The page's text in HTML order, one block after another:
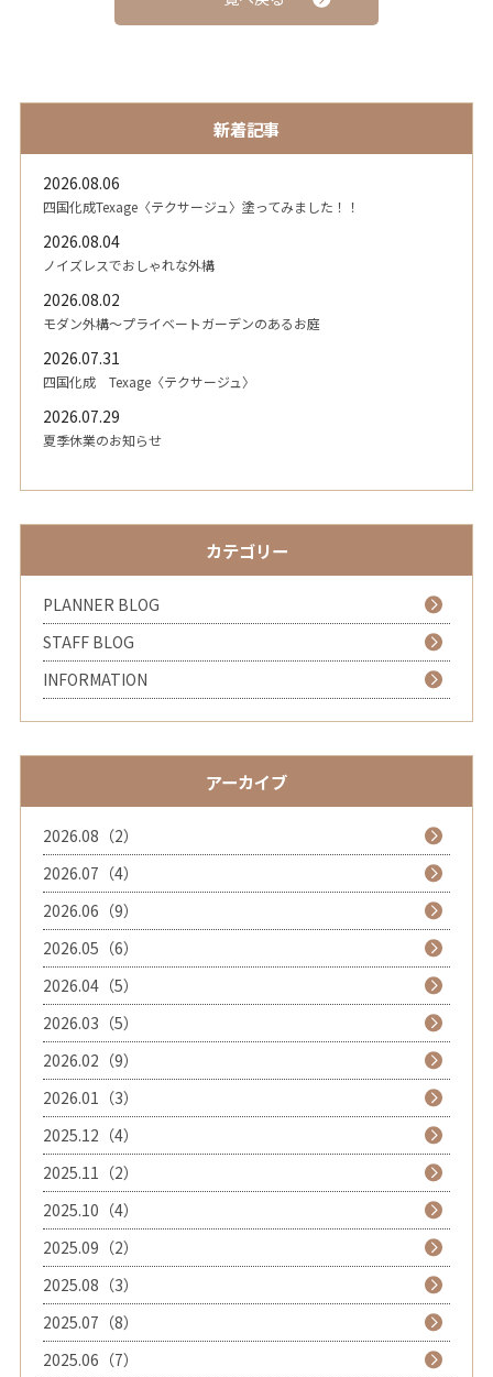
新着記事
2026.08.06
四国化成Texage〈テクサージュ〉塗ってみました！！
2026.08.04
ノイズレスでおしゃれな外構
2026.08.02
モダン外構～プライベートガーデンのあるお庭
2026.07.31
四国化成 Texage〈テクサージュ〉
2026.07.29
夏季休業のお知らせ
カテゴリー
PLANNER BLOG
STAFF BLOG
INFORMATION
アーカイブ
2026.08（2）
2026.07（4）
2026.06（9）
2026.05（6）
2026.04（5）
2026.03（5）
2026.02（9）
2026.01（3）
2025.12（4）
2025.11（2）
2025.10（4）
2025.09（2）
2025.08（3）
2025.07（8）
2025.06（7）